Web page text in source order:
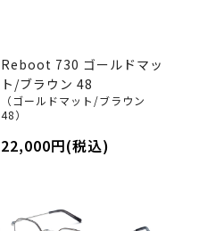
Reboot 730 ゴールドマッ
ト/ブラウン 48
（ゴールドマット/ブラウン
48）
22,000円(税込)